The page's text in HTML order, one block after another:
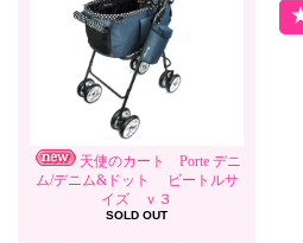
天使のカート Porte デニ
ム/デニム&ドット ビートルサ
イズ ｖ３
SOLD OUT